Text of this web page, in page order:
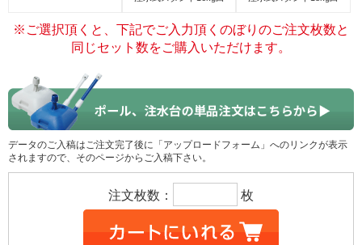
※ご選択頂くと、下記でご入力頂くのぼりのご注文枚数と
同じセット数をご購入いただけます。
データのご入稿はご注文完了後に「アップロードフォーム」へのリンクが表示
されますので、そのページからご入稿下さい。
注文枚数： 枚